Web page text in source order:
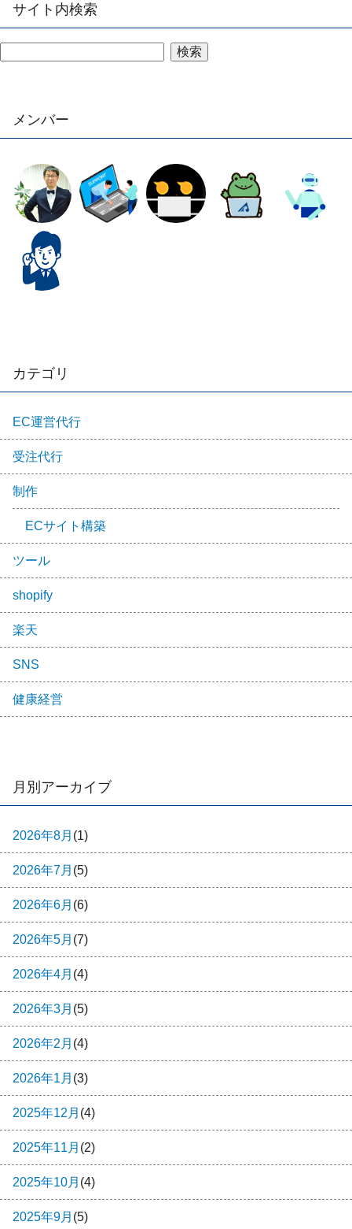
サイト内検索
検索
メンバー
カテゴリ
EC運営代行
受注代行
制作
ECサイト構築
ツール
shopify
楽天
SNS
健康経営
月別アーカイブ
2026年8月 (1)
2026年7月 (5)
2026年6月 (6)
2026年5月 (7)
2026年4月 (4)
2026年3月 (5)
2026年2月 (4)
2026年1月 (3)
2025年12月 (4)
2025年11月 (2)
2025年10月 (4)
2025年9月 (5)